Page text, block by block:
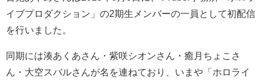
イブプロダクション」の2期生メンバーの一員として初配信
を行いました。
同期には湊あくあさん・紫咲シオンさん・癒月ちょこさ
ん・大空スバルさんが名を連ねており、いまや「ホロライ